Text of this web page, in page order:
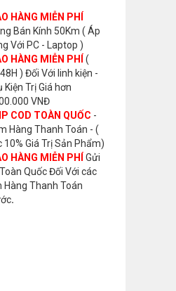
HÀNG MIỄN PHÍ
Bán Kính 50Km ( Áp
Với PC - Laptop )
HÀNG MIỄN PHÍ
(
) Đối Với linh kiện -
Kiện Trị Giá hơn
VNĐ
COD TOÀN QUỐC -
Hàng Thanh Toán - (
10% Giá Trị Sản Phẩm)
HÀNG MIỄN PHÍ
Gửi
Quốc Đối Với các
Hàng Thanh Toán
.